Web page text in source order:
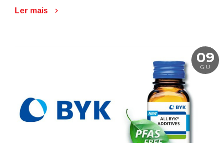
Ler mais
09
GIU